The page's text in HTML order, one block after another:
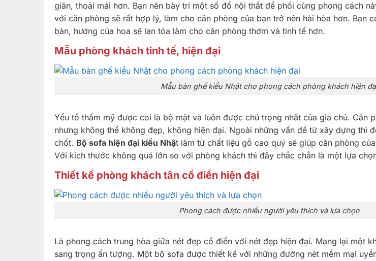
giãn, thoải mái hơn. Bạn nên bày trí một số đồ nội thất để phối cùng phong cách
với căn phòng sẽ rất hợp lý, làm cho căn phòng của bạn trở nên hài hòa hơn. Bạn
bàn, hương của hoa sẽ lan tỏa làm cho căn phòng thơm và tinh tế hơn.
Mẫu phòng khách tinh tế, hiện đại
Mẫu bàn ghế kiểu Nhật cho phong cách phòng khách hiện
Yếu tố thẩm mỹ được coi là bộ mặt và luôn được chú trọng nhất của gia chủ. Căn
nhưng không thể không đẹp, không hiện đại. Ngoài những vấn đề từ xây dựng thì
chốt. Bộ sofa hiện đại kiểu Nhật làm từ chất liệu gỗ cao quý sẽ giúp căn phòng
Với kích thước không quá lớn so với phòng khách thì đây chắc chắn là một lựa
Thiết kế phòng khách tân cổ điển hiện đại
Phong cách được nhiều người yêu thích và lựa chọn
Là phong cách trung hòa giữa nét đẹp cổ điển với nét đẹp hiện đại. Mang lại một
sang trọng ấn tượng. Một bộ sofa được thiết kế với những đường nét mềm mại